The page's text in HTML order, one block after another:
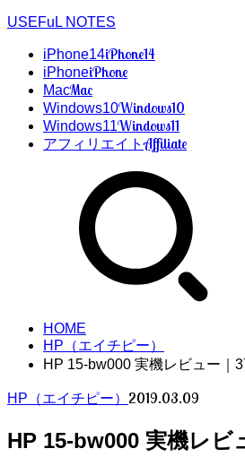
USEFuL NOTES
iPhone14iPhone14
iPhoneiPhone
MacMac
Windows10Windows10
Windows11Windows11
アフィリエイトAffiliate
HOME
HP（エイチピー）
HP 15-bw000 実機レビュー｜
HP（エイチピー） 2019.03.09
HP 15-bw000 実機レビ